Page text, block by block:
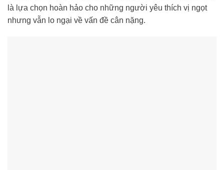
là lựa chọn hoàn hảo cho những người yêu thích vị ngọt
nhưng vẫn lo ngại về vấn đề cân nặng.